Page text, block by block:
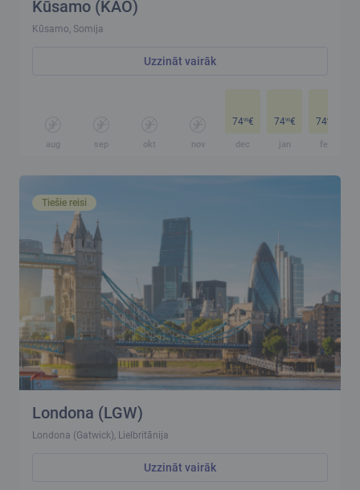
Kūsamo (KAO)
Kūsamo, Somija
Uzzināt vairāk
aug sep okt nov
7499€
dec
7499€
jan
7499
feb
Tiešie reisi
Londona (LGW)
Londona (Gatwick), Lielbritānija
Uzzināt vairāk